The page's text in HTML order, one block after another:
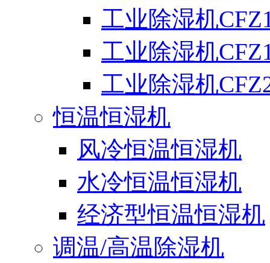
工业除湿机
工业除湿机
工业除湿机
恒温恒湿机
风冷恒温恒湿机
水冷恒温恒湿机
经济型恒温恒湿机
调温/高温除湿机